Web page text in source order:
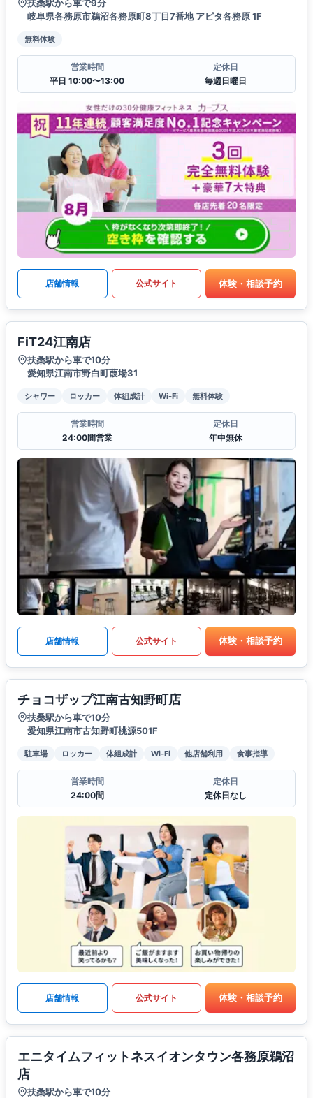
扶桑駅から車で9分
岐阜県各務原市鵜沼各務原町8丁目7番地 アピタ各務原 1F
無料体験
営業時間
平日 10:00〜13:00
定休日
毎週日曜日
店舗情報 公式サイト 体験・相談予約
FiT24江南店
扶桑駅から車で10分
愛知県江南市野白町葭場31
シャワー ロッカー 体組成計 Wi-Fi 無料体験
営業時間
24:00間営業
定休日
年中無休
店舗情報 公式サイト 体験・相談予約
チョコザップ江南古知野町店
扶桑駅から車で10分
愛知県江南市古知野町桃源501F
駐車場 ロッカー 体組成計 Wi-Fi 他店舗利用 食事指導
営業時間
24:00間
定休日
定休日なし
店舗情報 公式サイト 体験・相談予約
エニタイムフィットネスイオンタウン各務原鵜沼
店
扶桑駅から車で10分